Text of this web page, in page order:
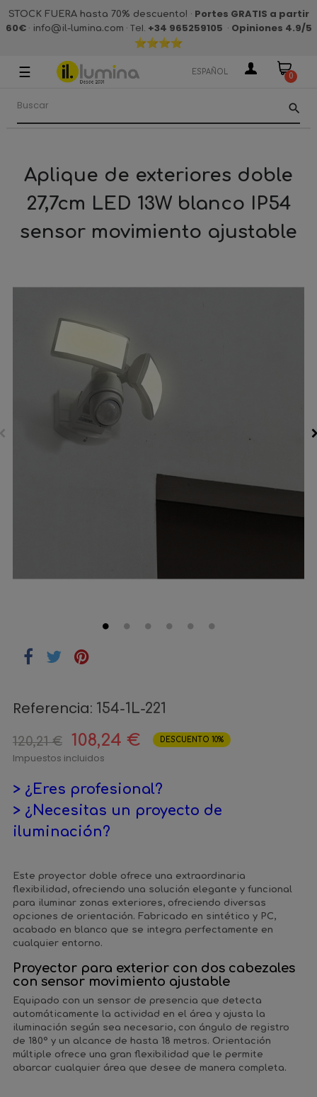
STOCK FUERA hasta 70% descuento! · Portes GRATIS a partir
60€· info@il-lumina.com · Tel. +34 965259105 · Opiniones 4.9/5
Navegación
palanca
☰ ESPAÑOL 0
search
Aplique de exteriores doble
27,7cm LED 13W blanco IP54
sensor movimiento ajustable
Referencia: 154-1L-221
120,21 € 108,24 € DESCUENTO 10%
Impuestos incluidos
> ¿Eres profesional?
> ¿Necesitas un proyecto de
iluminación?
Este proyector doble ofrece una extraordinaria
flexibilidad, ofreciendo una solución elegante y funcional
para iluminar zonas exteriores, ofreciendo diversas
opciones de orientación. Fabricado en sintético y PC,
acabado en blanco que se integra perfectamente en
cualquier entorno.
Proyector para exterior con dos cabezales
con sensor movimiento ajustable
Equipado con un sensor de presencia que detecta
automáticamente la actividad en el área y ajusta la
iluminación según sea necesario, con ángulo de registro
de 180° y un alcance de hasta 18 metros. Orientación
múltiple ofrece una gran flexibilidad que le permite
abarcar cualquier área que desee de manera completa.